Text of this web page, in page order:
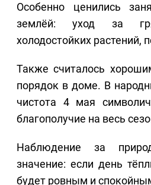
Особенно ценились
землёй: уход за
холодостойких растений,
Также считалось
порядок в доме. В
чистота 4 мая
благополучие на весь
Наблюдение за
значение: если день
будет ровным и